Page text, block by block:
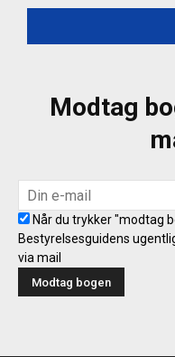
Modtag
Når du trykker "modtag
Bestyrelsesguidens
via mail